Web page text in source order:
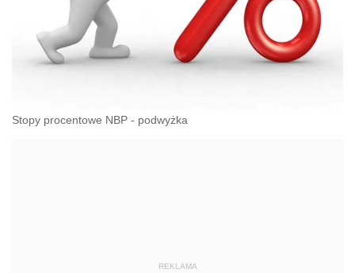
Stopy procentowe NBP - podwyżka